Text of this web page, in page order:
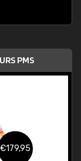
PMS
€179,95